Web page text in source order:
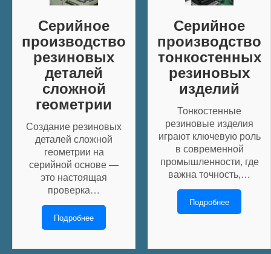
Серийное
производство
резиновых
деталей
сложной
геометрии
Создание резиновых
деталей сложной
геометрии на
серийной основе —
это настоящая
проверка…
Подробнее
Серийное
производство
тонкостенных
резиновых
изделий
Тонкостенные
резиновые изделия
играют ключевую роль
в современной
промышленности, где
важна точность,…
Подробнее